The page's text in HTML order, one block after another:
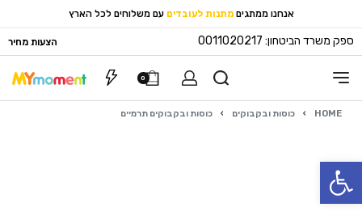
פתח סרגל נגישות
אנחנו ממתגים מתנות לעובדים עם משלוחים לכל הארץ
ספק משרד הביטחון: 0011020217 הצעות מחיר
0
HOME
› כוסות ובקבוקים › כוסות ובקבוקים תרמיים